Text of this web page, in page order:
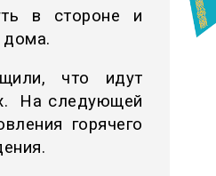
в стороне и
дома.
что идут
На следующей
горячего